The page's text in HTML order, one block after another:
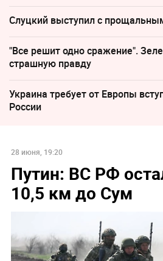
Слуцкий выступил с
"Все решит одно сражение".
страшную правду
Украина требует от Европы
России
28 июня, 19:20
Путин: ВС РФ
10,5 км до Сум